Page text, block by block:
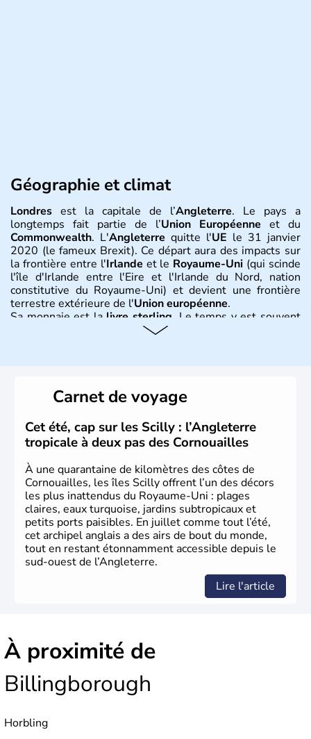
Géographie et climat
Londres est la capitale de l’Angleterre. Le pays a
longtemps fait partie de l’Union Européenne et du
Commonwealth. L'Angleterre quitte l'UE le 31 janvier
2020 (le fameux Brexit). Ce départ aura des impacts sur
la frontière entre l'Irlande et le Royaume-Uni (qui scinde
l'île d'Irlande entre l'Eire et l'Irlande du Nord, nation
constitutive du Royaume-Uni) et devient une frontière
terrestre extérieure de l'Union européenne.
Sa monnaie est lalivre sterling . Le temps y est souvent
instable avec de nombreuses précipitations : il s’agit d’un
Histoire et administration
L'Angleterre est l’une des quatre nations constitutives du
Royaume-Uni. Elle est peuplée de plus de 50 millions
d’habitants, les Anglais, et constitue à elle seule, près de
84% de la population de l’ensemble. Le pays s’est créé au
Xème siècle et tient son nom desAngles
germanique installé sur ces terres. Première démocratie
parlementaire au monde, elle doit son développement à
l’essor industriel du XIXème siècle.
Carnet de voyage
Cet été, cap sur les Scilly : l’Angleterre
tropicale à deux pas des Cornouailles
À une quarantaine de kilomètres des côtes de
Cornouailles, les îles Scilly offrent l’un des décors
les plus inattendus du Royaume-Uni : plages
claires, eaux turquoise, jardins subtropicaux et
petits ports paisibles. En juillet comme tout l’été,
cet archipel anglais a des airs de bout du monde,
tout en restant étonnamment accessible depuis le
sud-ouest de l’Angleterre.
Lire l'article
À proximité de
Billingborough
Horbling